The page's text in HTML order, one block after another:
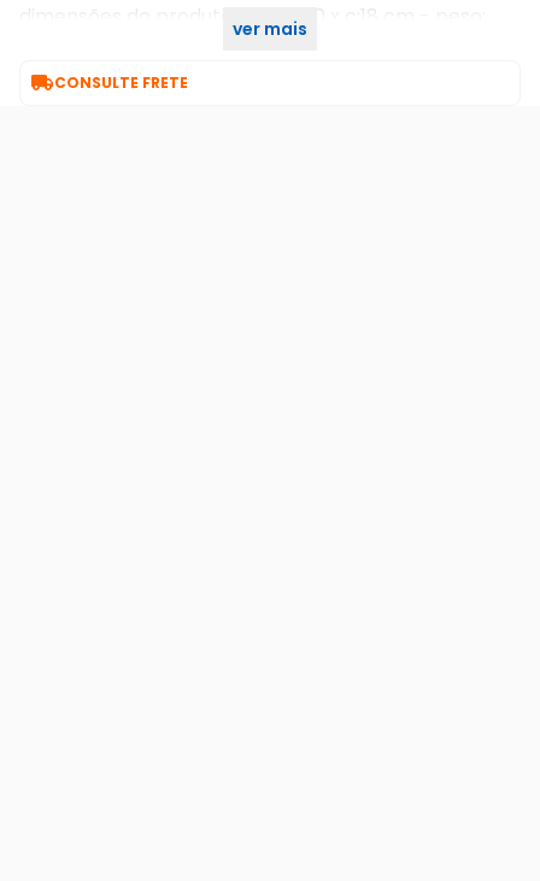
dimensões do produto: l:18 x a:10 x c:18 cm - peso:
ver mais
CONSULTE FRETE